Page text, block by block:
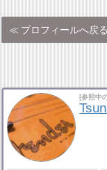
プロフィールへ戻る
[参照中